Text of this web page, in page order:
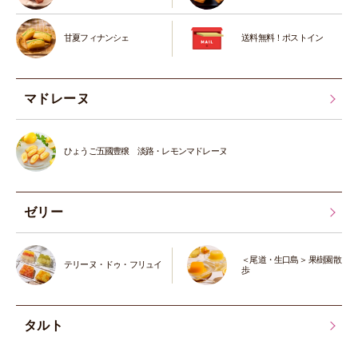
甘夏フィナンシェ 送料無料！ポストイン
マドレーヌ
ひょうご五國豊穣 淡路・レモンマドレーヌ
ゼリー
テリーヌ・ドゥ・フリュイ
＜尾道・生口島＞ 果樹園散
歩
タルト